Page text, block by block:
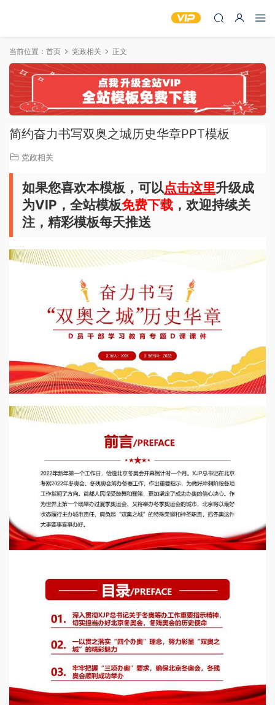
当前位置： 首页 党政相关 正文
简约奋力书写双奥之城历史华章PPT模板
党政相关
如果您喜欢本模板，可以点击这里升级成
为VIP，全站模板免费下载 ，欢迎持续关
注，精彩模板每天推送